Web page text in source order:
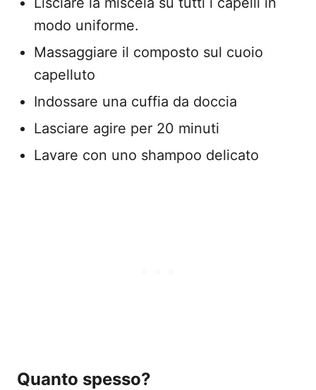
modo uniforme.
Massaggiare il composto sul cuoio
capelluto
Indossare una cuffia da doccia
Lasciare agire per 20 minuti
Lavare con uno shampoo delicato
Quanto spesso?